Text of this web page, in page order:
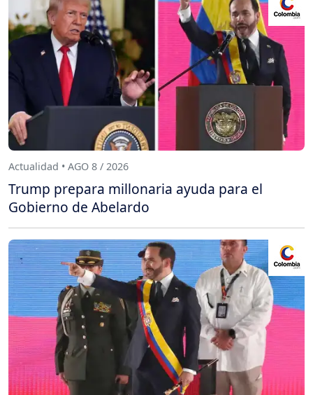
Actualidad • AGO 8 / 2026
Trump prepara millonaria ayuda para el
Gobierno de Abelardo